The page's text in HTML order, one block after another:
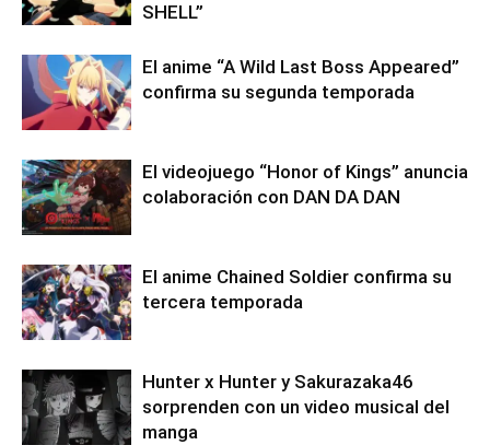
SHELL”
El anime “A Wild Last Boss Appeared”
confirma su segunda temporada
El videojuego “Honor of Kings” anuncia
colaboración con DAN DA DAN
El anime Chained Soldier confirma su
tercera temporada
Hunter x Hunter y Sakurazaka46
sorprenden con un video musical del
manga